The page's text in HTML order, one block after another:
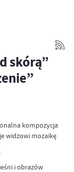
skórą”
kompozycja
widzowi mozaikę
i obrazów